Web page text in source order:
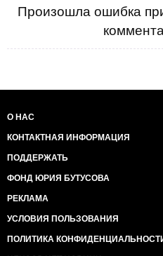
Произошла ошибка
О НАС
КОНТАКТНАЯ ИНФОРМАЦИЯ
ПОДДЕРЖАТЬ
ФОНД ЮРИЯ БУТУСОВА
РЕКЛАМА
УСЛОВИЯ ПОЛЬЗОВАНИЯ
ПОЛИТИКА